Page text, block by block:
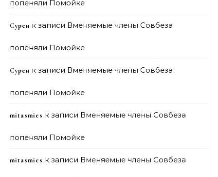
попеняли Помойке
Сурен к записи Вменяемые члены Совбеза
попеняли Помойке
Сурен к записи Вменяемые члены Совбеза
попеняли Помойке
mitasmies к записи Вменяемые члены Совбеза
попеняли Помойке
mitasmies к записи Вменяемые члены Совбеза